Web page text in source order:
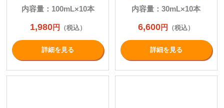
内容量：100mL×10本
1,980円 （税込）
詳細を⾒る
内容量：30mL×10本
6,600円 （税込）
詳細を⾒る